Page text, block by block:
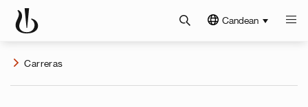
Candean
Carreras